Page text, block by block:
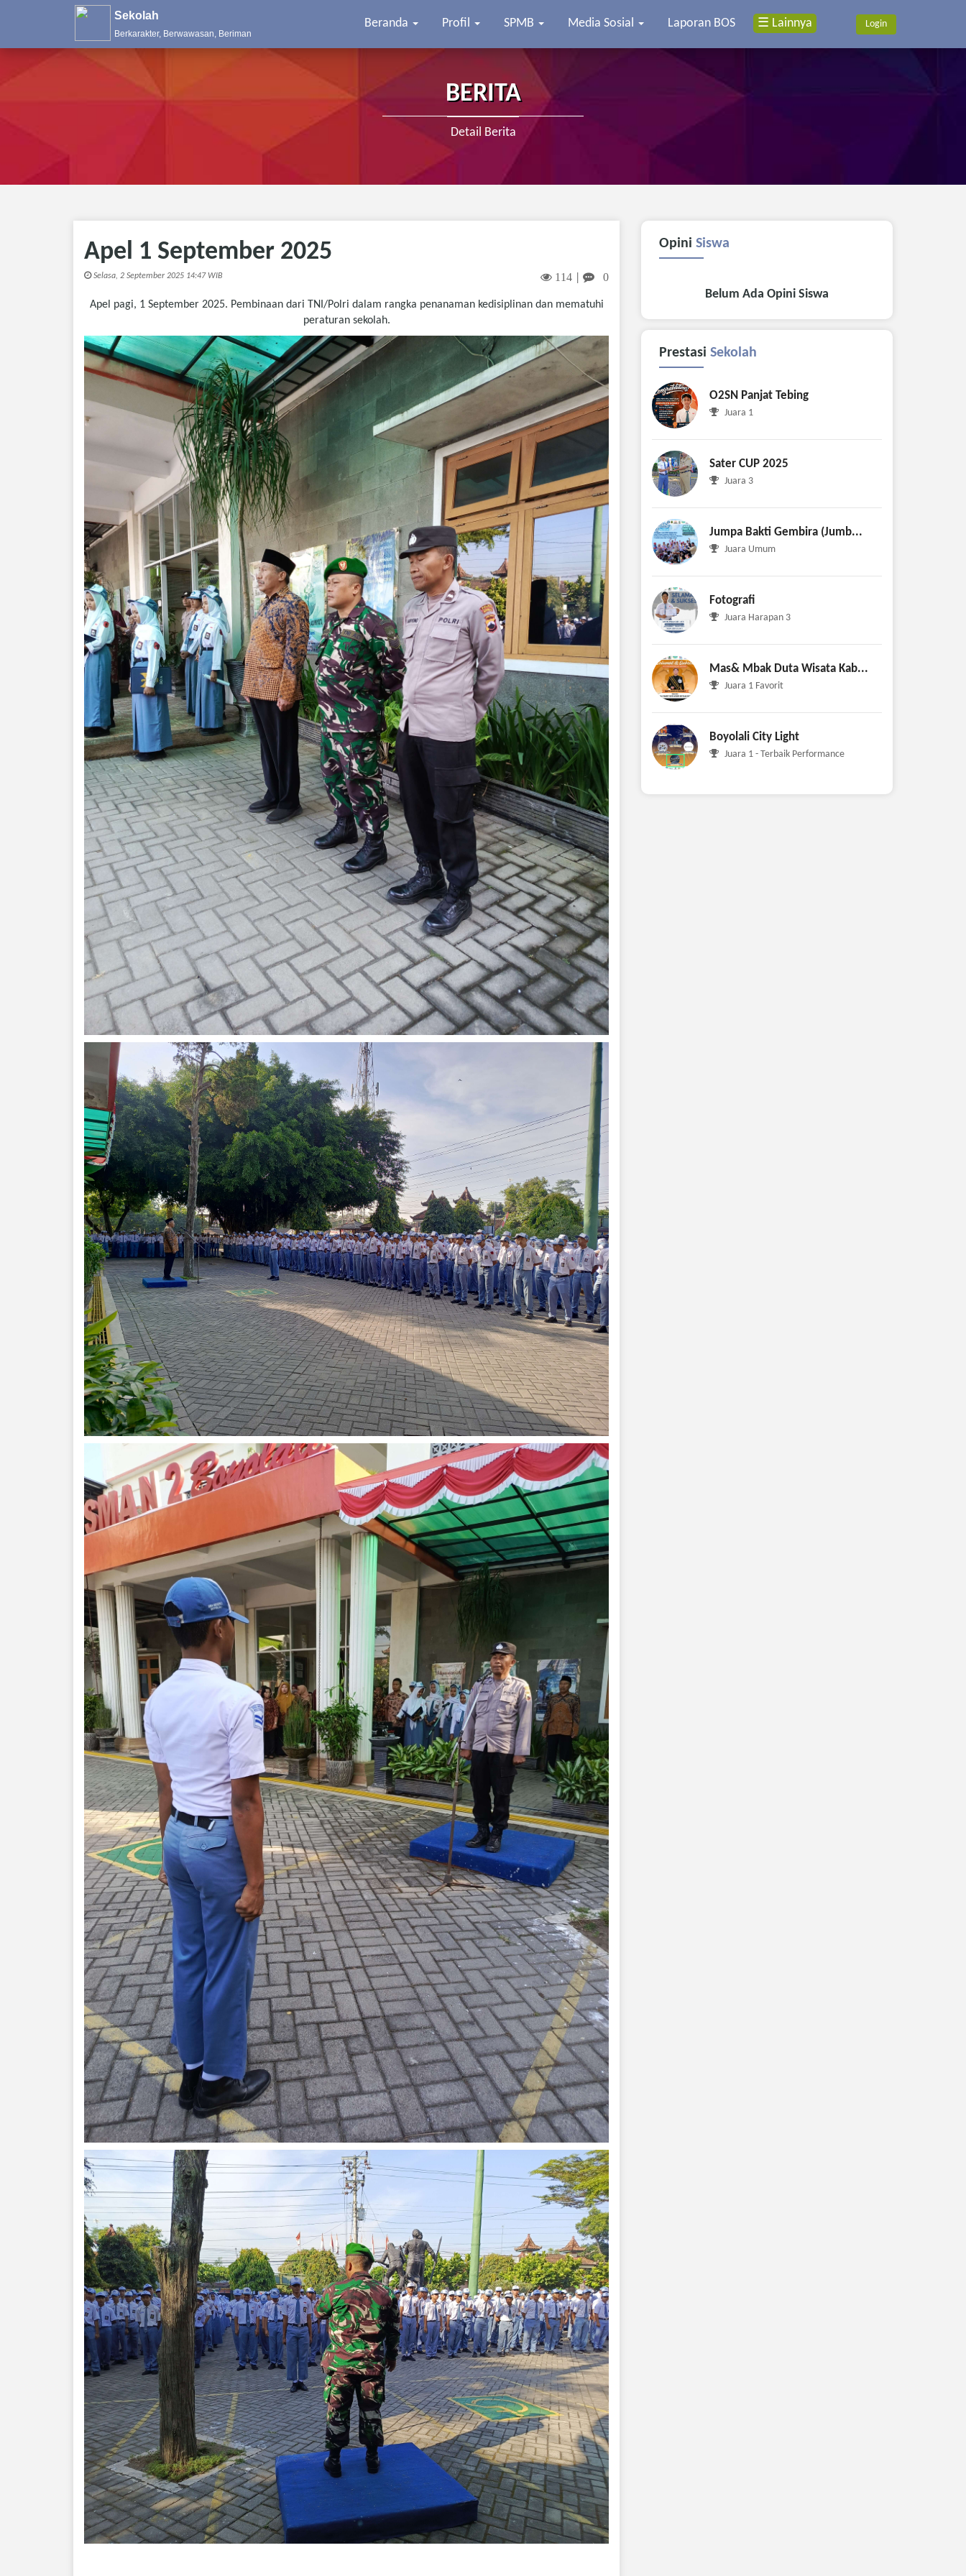
Sekolah
Berkarakter, Berwawasan, Beriman
Beranda Profil SPMB Media Sosial Laporan BOS ☰ Lainnya Login
BERITA
Detail Berita
Apel 1 September 2025
Selasa, 2 September 2025 14:47 WIB 114 0
Apel pagi, 1 September 2025. Pembinaan dari TNI/Polri dalam rangka penanaman kedisiplinan dan mematuhi
peraturan sekolah.
Opini Siswa
Belum Ada Opini Siswa
Prestasi Sekolah
O2SN Panjat Tebing
Juara 1
Sater CUP 2025
Juara 3
Jumpa Bakti Gembira (Jumb...
Juara Umum
Fotografi
Juara Harapan 3
Mas& Mbak Duta Wisata Kab...
Juara 1 Favorit
Boyolali City Light
Juara 1 - Terbaik Performance